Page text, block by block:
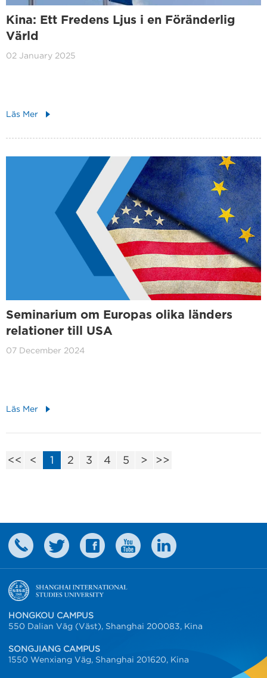
Kina: Ett Fredens Ljus i en Föränderlig
Värld
02 January 2025
Läs Mer
Seminarium om Europas olika länders
relationer till USA
07 December 2024
Läs Mer
<< < 1 2 3 4 5 > >>
HONGKOU CAMPUS
550 Dalian Väg (Väst), Shanghai 200083, Kina
SONGJIANG CAMPUS
1550 Wenxiang Väg, Shanghai 201620, Kina